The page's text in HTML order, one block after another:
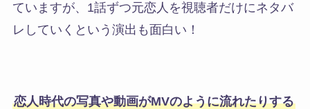
ていますが、1話ずつ元恋人を視聴者だけにネタバ
レしていくという演出も面白い！
恋人時代の写真や動画がMVのように流れたりする